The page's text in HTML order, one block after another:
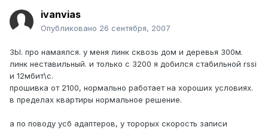
ivanvias
Опубликовано 26 сентября, 2007
ЗЫ. про намаялся. у меня линк сквозь дом и деревья 300м.
линк неставильный. и только с 3200 я добился стабильной rssi
и 12мбит\с.
прошивка от 2100, нормально работает на хороших условиях.
в пределах квартиры нормальное решение.
а по поводу усб адаптеров, у торорых скорость записи